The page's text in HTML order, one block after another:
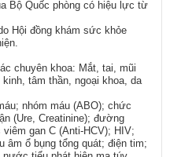
Bộ Quốc phòng có hiệu lực từ
Hội đồng khám sức khỏe
chuyên khoa: Mắt, tai, mũi
tâm thần, ngoại khoa, da
nhóm máu (ABO); chức
(Ure, Creatinine); đường
gan C (Anti-HCV); HIV;
âm ổ bụng tổng quát; điện tim;